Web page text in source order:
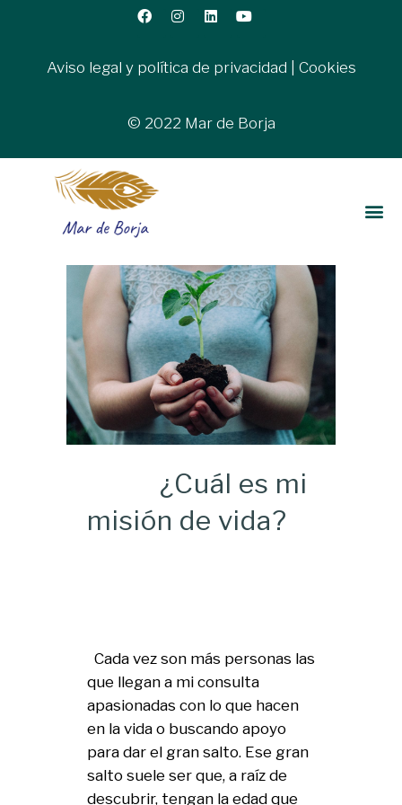
Aviso legal y política de privacidad Cookies
© 2022 Mar de Borja
¿Cuál es mi
misión de vida?
Cada vez son más personas las
que llegan a mi consulta
apasionadas con lo que hacen
en la vida o buscando apoyo
para dar el gran salto. Ese gran
salto suele ser que, a raíz de
descubrir, tengan la edad que